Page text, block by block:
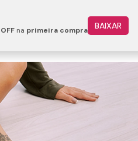
na primeira compra BAIXAR